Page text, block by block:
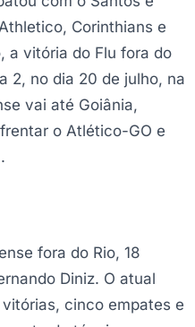
Corinthians e
a vitória do Flu fora do
2, no dia 20 de julho, na
vai até Goiânia,
o Atlético-GO e
fora do Rio, 18
Diniz. O atual
cinco empates e